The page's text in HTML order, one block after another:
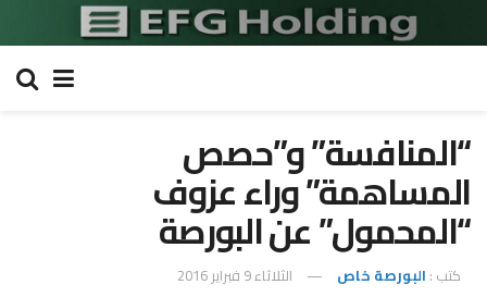
“المنافسة” و”حصص
المساهمة” وراء عزوف
“المحمول” عن البورصة
كتب : البورصة خاص الثلاثاء 9 فبراير 2016